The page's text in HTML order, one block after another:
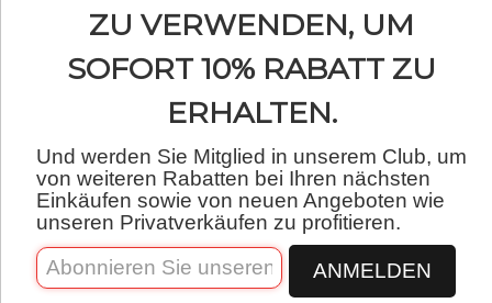
0
Deutsch
ZU VERWENDEN, UM
SOFORT 10% RABATT ZU
ERHALTEN.
Und werden Sie Mitglied in unserem Club, um
von weiteren Rabatten bei Ihren nächsten
Einkäufen sowie von neuen Angeboten wie
unseren Privatverkäufen zu profitieren.
ANMELDEN